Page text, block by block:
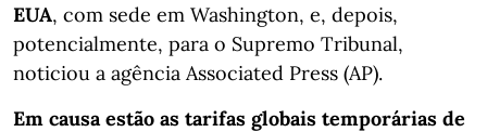
EUA, com sede em Washington, e, depois,
potencialmente, para o Supremo Tribunal,
noticiou a agência Associated Press (AP).
Em causa estão as tarifas globais temporárias de